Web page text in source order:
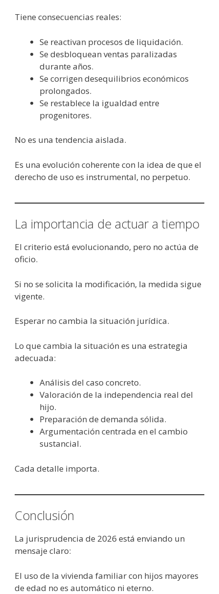
Tiene consecuencias reales:
Se reactivan procesos de liquidación.
Se desbloquean ventas paralizadas
durante años.
Se corrigen desequilibrios económicos
prolongados.
Se restablece la igualdad entre
progenitores.
No es una tendencia aislada.
Es una evolución coherente con la idea de que el
derecho de uso es instrumental, no perpetuo.
La importancia de actuar a tiempo
El criterio está evolucionando, pero no actúa de
oficio.
Si no se solicita la modificación, la medida sigue
vigente.
Esperar no cambia la situación jurídica.
Lo que cambia la situación es una estrategia
adecuada:
Análisis del caso concreto.
Valoración de la independencia real del
hijo.
Preparación de demanda sólida.
Argumentación centrada en el cambio
sustancial.
Cada detalle importa.
Conclusión
La jurisprudencia de 2026 está enviando un
mensaje claro:
El uso de la vivienda familiar con hijos mayores
de edad no es automático ni eterno.